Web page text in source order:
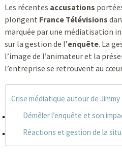
Les récentes accusations
plongent France Télévisions
marquée par une médiatisation
sur la gestion de l’enquête. La
l’image de l’animateur et la
l’entreprise se retrouvent au
Crise médiatique autour de
Démêler l’enquête et son
Réactions et gestion de la